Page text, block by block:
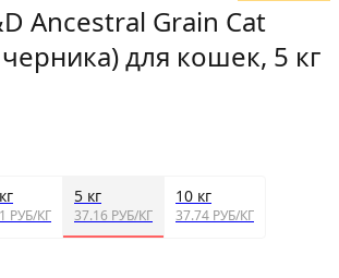
Ancestral Grain Cat
для кошек, 5 кг
РУБ/КГ
5 кг
37.16 РУБ/КГ
10 кг
37.74 РУБ/КГ